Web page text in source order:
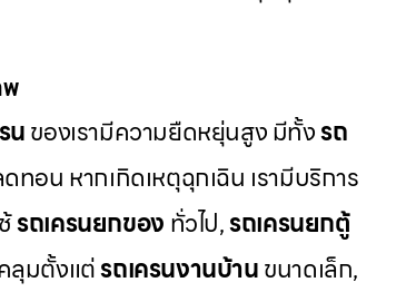
นของเรามีความยืดหยุ่นสูง มีทั้งรถ
อน หากเกิดเหตุฉุกเฉิน เรามีบริการ
รถเครนยกของ ทั่วไป,รถเครนยกตู้
ลุมตั้งแต่รถเครนงานบ้านขนาดเล็ก,